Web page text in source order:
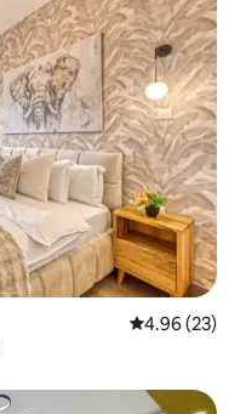
平均评分
4.96 (23)